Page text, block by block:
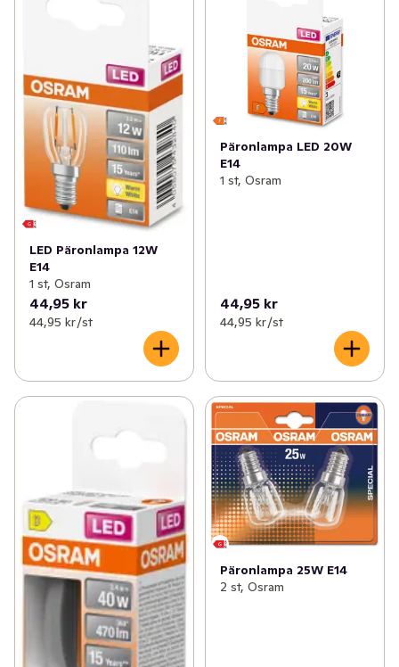
LED Päronlampa 12W
E14
1 st, Osram
44,95 kr
44,95 kr /st
Päronlampa LED 20W
E14
1 st, Osram
44,95 kr
44,95 kr /st
Päronlampa 25W E14
2 st, Osram